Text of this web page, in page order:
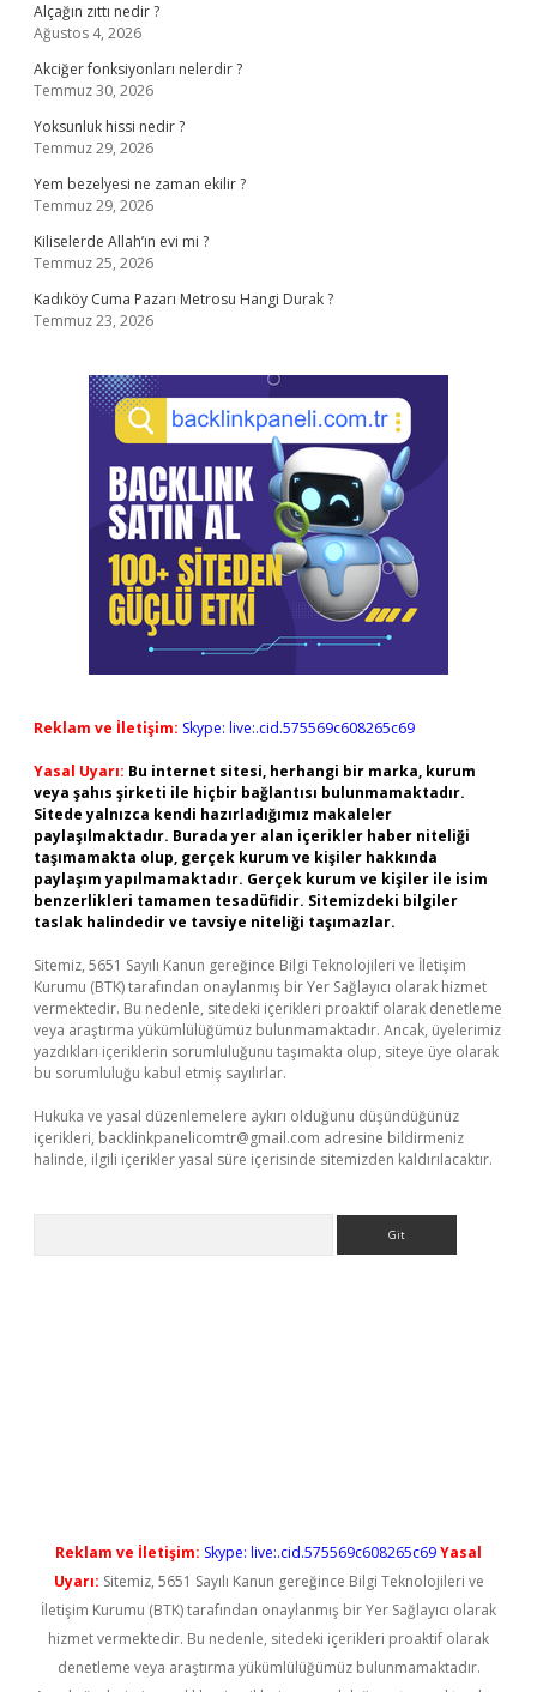
Alçağın zıttı nedir ?
Ağustos 4, 2026
Akciğer fonksiyonları nelerdir ?
Temmuz 30, 2026
Yoksunluk hissi nedir ?
Temmuz 29, 2026
Yem bezelyesi ne zaman ekilir ?
Temmuz 29, 2026
Kiliselerde Allah’ın evi mi ?
Temmuz 25, 2026
Kadıköy Cuma Pazarı Metrosu Hangi Durak ?
Temmuz 23, 2026
Reklam ve İletişim: Skype: live:.cid.575569c608265c69
Yasal Uyarı: Bu internet sitesi, herhangi bir marka, kurum
veya şahıs şirketi ile hiçbir bağlantısı bulunmamaktadır.
Sitede yalnızca kendi hazırladığımız makaleler
paylaşılmaktadır. Burada yer alan içerikler haber niteliği
taşımamakta olup, gerçek kurum ve kişiler hakkında
paylaşım yapılmamaktadır. Gerçek kurum ve kişiler ile isim
benzerlikleri tamamen tesadüfidir. Sitemizdeki bilgiler
taslak halindedir ve tavsiye niteliği taşımazlar.
Sitemiz, 5651 Sayılı Kanun gereğince Bilgi Teknolojileri ve İletişim
Kurumu (BTK) tarafından onaylanmış bir Yer Sağlayıcı olarak hizmet
vermektedir. Bu nedenle, sitedeki içerikleri proaktif olarak denetleme
veya araştırma yükümlülüğümüz bulunmamaktadır. Ancak, üyelerimiz
yazdıkları içeriklerin sorumluluğunu taşımakta olup, siteye üye olarak
bu sorumluluğu kabul etmiş sayılırlar.
Hukuka ve yasal düzenlemelere aykırı olduğunu düşündüğünüz
içerikleri, backlinkpanelicomtr@gmail.com adresine bildirmeniz
halinde, ilgili içerikler yasal süre içerisinde sitemizden kaldırılacaktır.
Reklam ve İletişim: Skype: live:.cid.575569c608265c69Yasal
Uyarı: Sitemiz, 5651 Sayılı Kanun gereğince Bilgi Teknolojileri ve
İletişim Kurumu (BTK) tarafından onaylanmış bir Yer Sağlayıcı olarak
hizmet vermektedir. Bu nedenle, sitedeki içerikleri proaktif olarak
denetleme veya araştırma yükümlülüğümüz bulunmamaktadır.